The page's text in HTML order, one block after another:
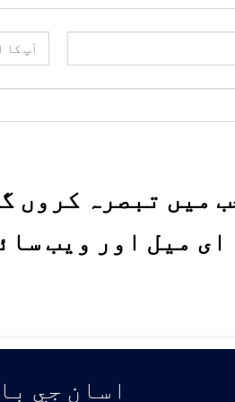
میں تبصرہ کروں
ای میل اور ویب
اسان جي